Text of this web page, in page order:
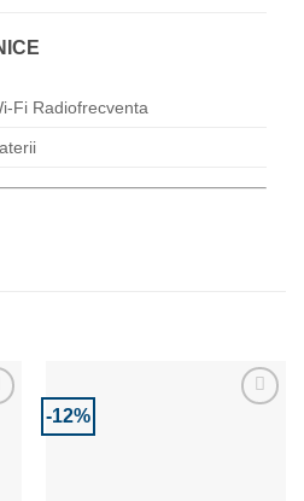
Fi Radiofrecventa
-12%